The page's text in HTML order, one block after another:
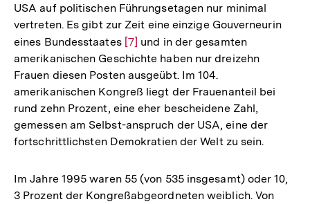
Auflösung
der
Fußnote
USA auf politischen Führungsetagen nur minimal
vertreten. Es gibt zur Zeit eine einzige Gouverneurin
eines Bundesstaates Zur
Auflösung
der
Fußnote
[7] und in der gesamten
amerikanischen Geschichte haben nur dreizehn
Frauen diesen Posten ausgeübt. Im 104.
amerikanischen Kongreß liegt der Frauenanteil bei
rund zehn Prozent, eine eher bescheidene Zahl,
gemessen am Selbst-anspruch der USA, eine der
fortschrittlichsten Demokratien der Welt zu sein.
Im Jahre 1995 waren 55 (von 535 insgesamt) oder 10,
3 Prozent der Kongreßabgeordneten weiblich. Von